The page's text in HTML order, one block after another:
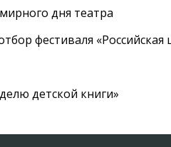
дня театра
фестиваля «Российская
детской книги»